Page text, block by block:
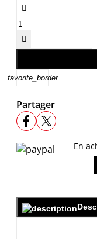


favorite_border
Partager
En